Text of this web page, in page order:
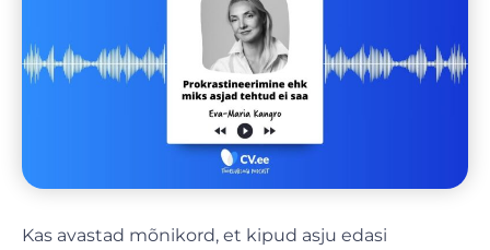
Kas avastad mõnikord, et kipud asju edasi